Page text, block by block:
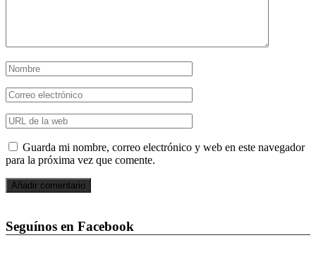
Guarda mi nombre, correo electrónico y web en este navegador
para la próxima vez que comente.
Seguínos en Facebook